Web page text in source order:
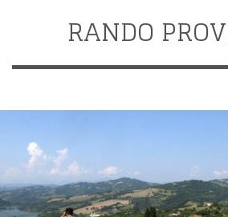
RANDO